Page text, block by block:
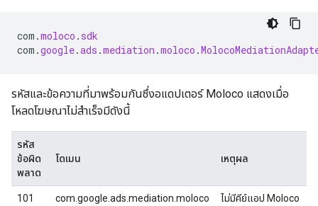
com .moloco . sdk
com .google.ads .mediation .moloco .
รหัสและข้อความที่มาพร้อมกันซึ่งอแดปเตอร์ Moloco แสดงเมื่อ
โหลดโฆษณาไม่สำเร็จมีดังนี้
รหัส
ข้อผิด
พลาด
โดเมน เหตุผล
101 com.google.ads.mediation.moloco
ไม่มีคีย์แอป Moloco